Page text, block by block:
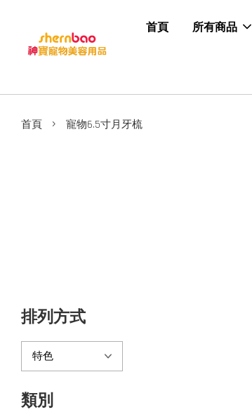
首頁 所有商品
首頁 › 寵物6.5寸月牙梳
排列方式
類別